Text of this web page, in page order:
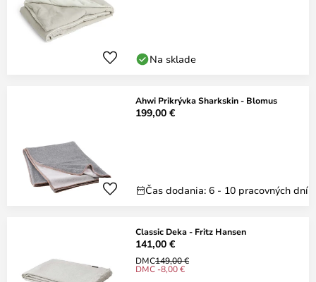
Na sklade
Ahwi Prikrývka Sharkskin - Blomus
199,00 €
Čas dodania: 6 - 10 pracovných dní
Classic Deka - Fritz Hansen
141,00 €
DMC149,00 €
DMC -8,00 €